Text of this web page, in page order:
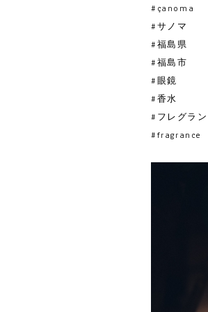
#çanoma
#サノマ
#福島県
#福島市
#眼鏡
#香水
#フレグラ
#fragrance